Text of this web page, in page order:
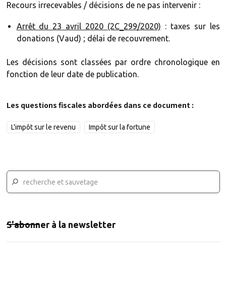
Recours irrecevables / décisions de ne pas intervenir :
Arrêt du 23 avril 2020 (2C_299/2020) : taxes sur les
donations (Vaud) ; délai de recouvrement.
Les décisions sont classées par ordre chronologique en
fonction de leur date de publication.
Les questions fiscales abordées dans ce document :
L'impôt sur le revenu Impôt sur la fortune
S'abonner à la newsletter